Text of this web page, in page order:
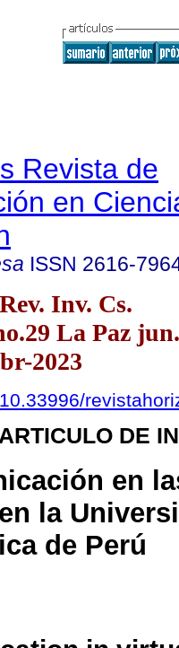
Revista de
en
ISSN 2616-
Inv. Cs.
La Paz
2023
ARTICULO DE
en
la
de Perú